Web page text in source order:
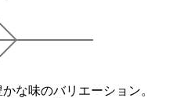
な味のバリエーション。